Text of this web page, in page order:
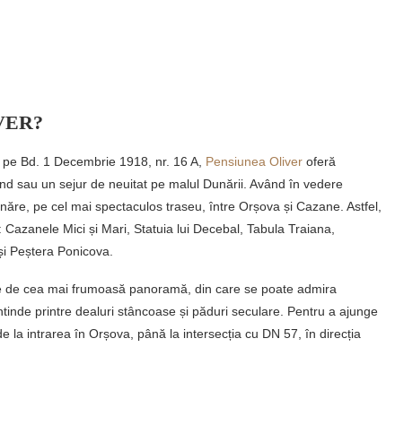
Bd. 1 Decembrie 1918, nr. 16 A, Pensiunea Oliver oferă
sau un sejur de neuitat pe malul Dunării. Având în vedere
pe cel mai spectaculos traseu, între Orșova și Cazane. Astfel,
Mici și Mari, Statuia lui Decebal, Tabula Traiana,
Peștera Ponicova.
de cea mai frumoasă panoramă, din care se poate admira
printre dealuri stâncoase și păduri seculare. Pentru a ajunge
la intrarea în Orșova, până la intersecția cu DN 57, în direcția